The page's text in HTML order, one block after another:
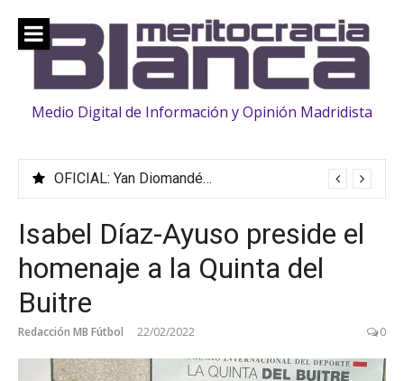
contenido
Medio Digital de Información y Opinión Madridista
OFICIAL: Yan Diomandé ficha hasta 2033
Isabel Díaz-Ayuso preside el
homenaje a la Quinta del
Buitre
Redacción MB Fútbol 22/02/2022 0